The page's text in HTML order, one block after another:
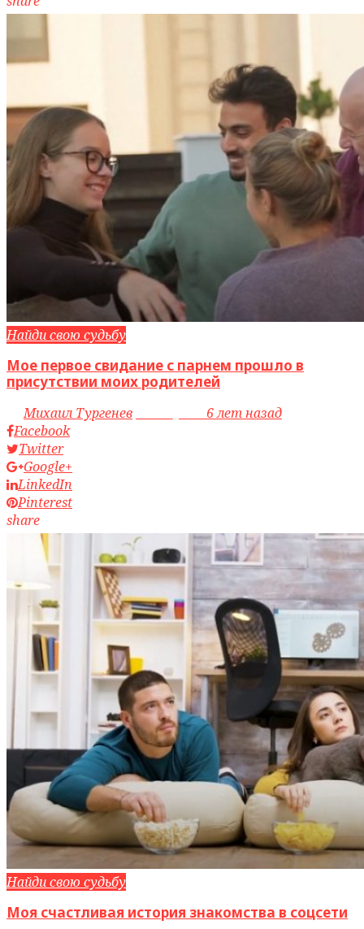
Найди свою судьбу
Мое первое свидание с парнем прошло в
присутствии моих родителей
byМихаил Тургенев
6 лет назад
Facebook
Twitter
Google+
LinkedIn
Pinterest
share
Найди свою судьбу
Моя счастливая история знакомства в соцсети